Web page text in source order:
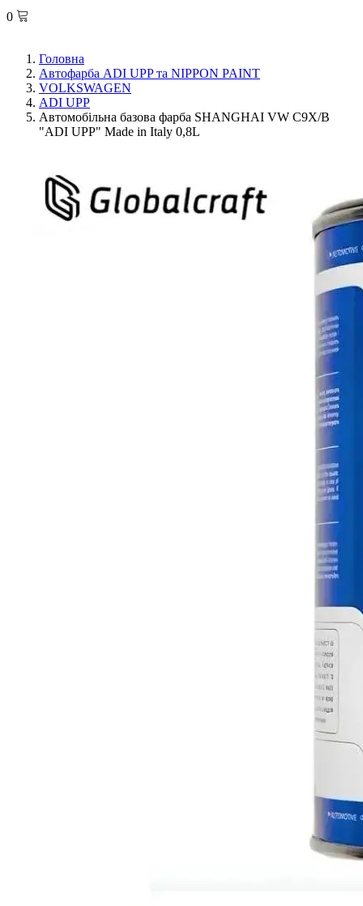
0
Головна
Автофарба ADI UPP та NIPPON PAINT
VOLKSWAGEN
ADI UPP
Автомобільна базова фарба SHANGHAI VW C9X/B
"ADI UPP" Made in Italy 0,8L